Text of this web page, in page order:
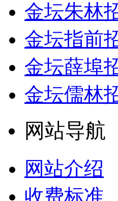
金坛朱林
金坛指前
金坛薛埠
金坛儒林
网站导航
网站介绍
收费标准